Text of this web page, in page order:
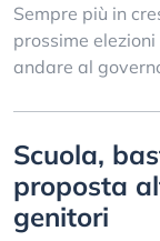
Sempre più in
prossime
andare al
Scuola,
proposta
genitori